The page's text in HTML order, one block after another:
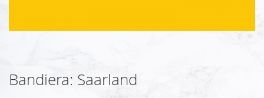
Vai
all'inizio
Bandiera: Saarland